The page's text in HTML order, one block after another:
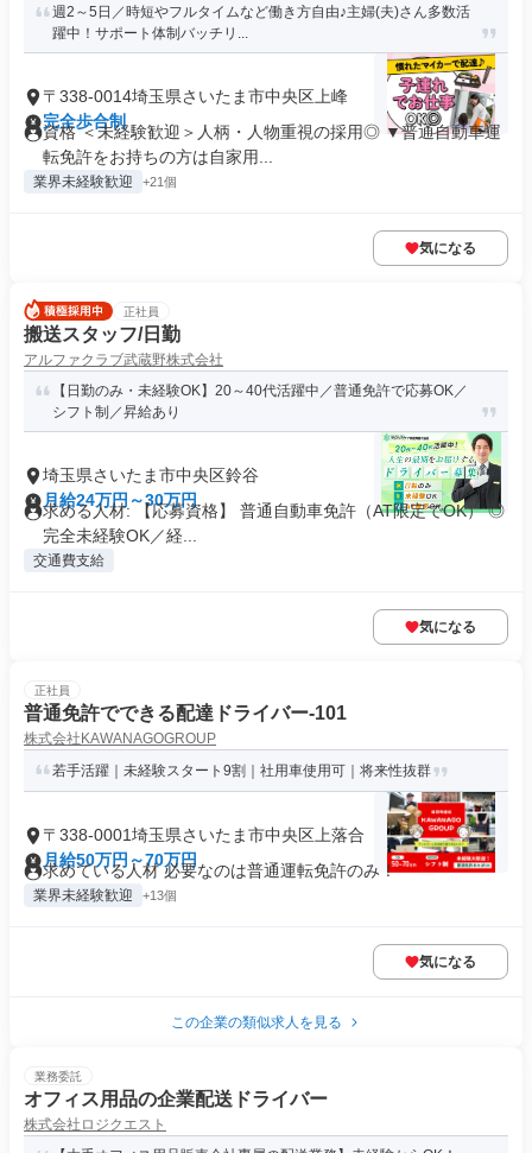
週2～5日／時短やフルタイムなど働き方自由♪主婦(夫)さん多数活
躍中！サポート体制バッチリ...
〒338-0014埼玉県さいたま市中央区上峰
完全歩合制
資格 ＜未経験歓迎＞人柄・人物重視の採用◎ ▼普通自動車運
転免許をお持ちの方は自家用...
業界未経験歓迎 +21個
気になる
正社員
搬送スタッフ/日勤
アルファクラブ武蔵野株式会社
【日勤のみ・未経験OK】20～40代活躍中／普通免許で応募OK／
シフト制／昇給あり
埼玉県さいたま市中央区鈴谷
月給24万円～30万円
求める人材: 【応募資格】 普通自動車免許（AT限定でOK） ◎
完全未経験OK／経...
交通費支給
気になる
正社員
普通免許でできる配達ドライバー-101
株式会社KAWANAGOGROUP
若手活躍｜未経験スタート9割｜社用車使用可｜将来性抜群
〒338-0001埼玉県さいたま市中央区上落合
月給50万円～70万円
求めている人材 必要なのは普通運転免許のみ！
業界未経験歓迎 +13個
気になる
この企業の類似求人を見る
業務委託
オフィス用品の企業配送ドライバー
株式会社ロジクエスト